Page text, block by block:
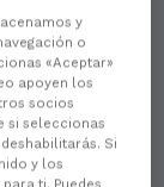
y
o
«Aceptar»
apoyen los
socios
si seleccionas
Si
y los